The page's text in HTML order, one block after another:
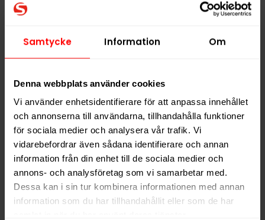
Samtycke Information Om
Denna webbplats använder cookies
Vi använder enhetsidentifierare för att anpassa innehållet
och annonserna till användarna, tillhandahålla funktioner
för sociala medier och analysera vår trafik. Vi
vidarebefordrar även sådana identifierare och annan
information från din enhet till de sociala medier och
annons- och analysföretag som vi samarbetar med.
Dessa kan i sin tur kombinera informationen med annan
information som du har tillhandahållit eller som de har
Hitta alla produkter från
Alla produkter med smakenBär,Frukt
PRODUKTINFORMATION
Typ
Vitt Snus
Smak
Bär,Frukt
Format
Slim
Styrka
Stark